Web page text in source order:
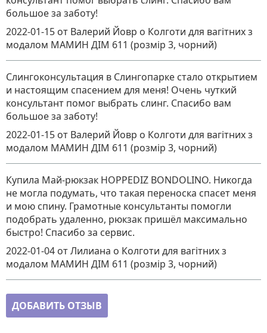
большое за заботу!
2022-01-15 от Валерий Йовр о Колготи для вагітних з
модалом МАМИН ДІМ 611 (розмір 3, чорний)
Слингоконсультация в Слингопарке стало открытием
и настоящим спасением для меня! Очень чуткий
консультант помог выбрать слинг. Спасибо вам
большое за заботу!
2022-01-15 от Валерий Йовр о Колготи для вагітних з
модалом МАМИН ДІМ 611 (розмір 3, чорний)
Купила Май-рюкзак HOPPEDIZ BONDOLINO. Никогда
не могла подумать, что такая переноска спасет меня
и мою спину. Грамотные консультанты помогли
подобрать удаленно, рюкзак пришёл максимально
быстро! Спасибо за сервис.
2022-01-04 от Лилиана о Колготи для вагітних з
модалом МАМИН ДІМ 611 (розмір 3, чорний)
ДОБАВИТЬ ОТЗЫВ